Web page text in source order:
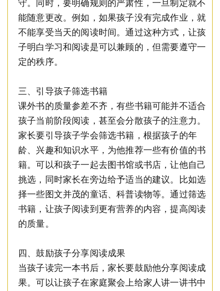
守。同时，要明确规则的严肃性，一旦制定就不
能随意更改。例如，如果孩子没有完成作业，就
不能享受当天的阅读时间。通过这种方式，让孩
子明白学习和阅读是可以兼顾的，但需要遵守一
定的秩序。
三、引导孩子筛选书籍
课外书的质量参差不齐，有些书籍可能并不适合
孩子当前阶段阅读，甚至会分散孩子的注意力。
家长要引导孩子学会筛选书籍，根据孩子的年
龄、兴趣和知识水平，为他推荐一些有价值的书
籍。可以和孩子一起去图书馆或书店，让他自己
挑选，同时家长在旁边给予适当的建议。比如选
择一些图文并茂的童话、科普读物等。通过筛选
书籍，让孩子阅读到更有营养的内容，提高阅读
的质量。
四、鼓励孩子分享阅读成果
当孩子读完一本书后，家长要鼓励他分享阅读成
果。可以让孩子在家庭聚会上给家人讲一讲书中